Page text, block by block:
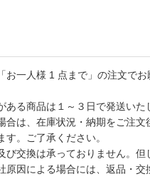
お一人様 1 点まで」の注文でお
ある商品は１～３日で発送いた
合は、在庫状況・納期をご注文
す。ご了承ください。
び交換は承っておりません。但
原因による場合には、返品・交